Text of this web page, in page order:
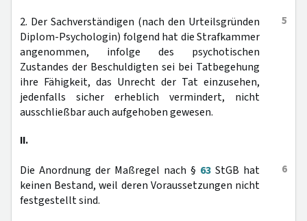
5
2. Der Sachverständigen (nach den Urteilsgründen
Diplom-Psychologin) folgend hat die Strafkammer
angenommen, infolge des psychotischen
Zustandes der Beschuldigten sei bei Tatbegehung
ihre Fähigkeit, das Unrecht der Tat einzusehen,
jedenfalls sicher erheblich vermindert, nicht
ausschließbar auch aufgehoben gewesen.
II.
6
Die Anordnung der Maßregel nach § 63 StGB hat
keinen Bestand, weil deren Voraussetzungen nicht
festgestellt sind.